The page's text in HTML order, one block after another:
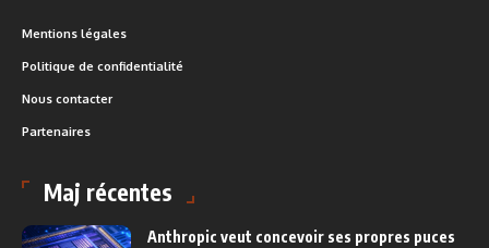
Mentions légales
Politique de confidentialité
Nous contacter
Partenaires
Maj récentes
Anthropic veut concevoir ses propres puces